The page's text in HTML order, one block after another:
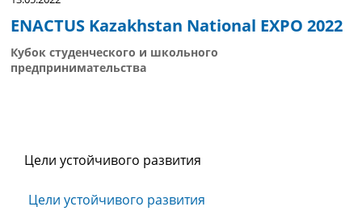
ENACTUS Kazakhstan National EXPO 2022
Кубок студенческого и школьного
предпринимательства
Цели устойчивого развития
Цели устойчивого развития